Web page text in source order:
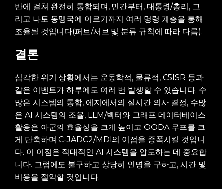
반에 걸쳐 완전히 통합되며, 민간부터, 대통령/총리, 그
리고 나토 동맹국에 이르기까지 여러 명령 계층을 통해
조율될 것입니다(퍼브/서브 및 분류 규칙에 따라 다름).
결론
심각한 위기 상황에서는 운동학적, 물류적, C5ISR 등과
같은 이벤트가 하루에도 여러 번 발생할 수 있습니다. 수
많은 시스템의 통합, 에지에서의 실시간 의사 결정, 수많
은 AI 시스템의 조율, LLM/벡터와 그래프 데이터베이스
활용은 아군의 효율성을 크게 높이고 OODA 루프를 크
게 단축하며 C-JADC2/MDI의 이점을 증폭시킬 것입니
다. 이 이점은 적대적인 AI 시스템을 압도하는 데 중요합
니다. 그럼에도 불구하고 상당히 인명을 구하고, 시간 및
비용을 절약할 것입니다.